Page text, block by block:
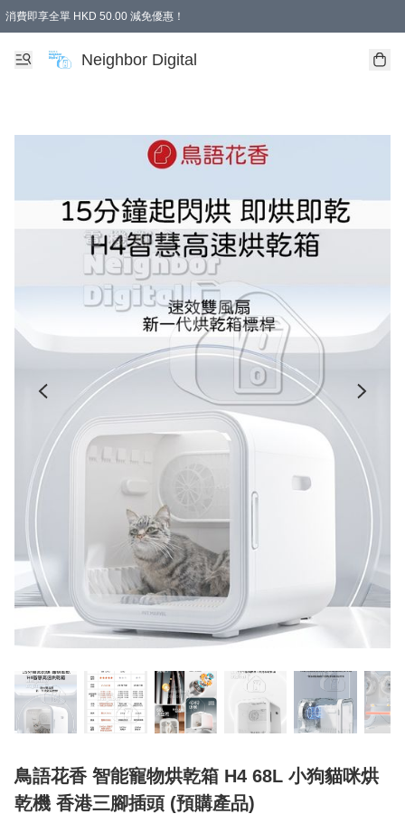
消費即享全單 HKD 50.00 減免優惠！
Neighbor Digital
鳥語花香 智能寵物烘乾箱 H4 68L 小狗貓咪烘
乾機 香港三腳插頭 (預購產品)